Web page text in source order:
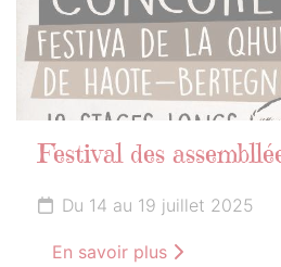
Festival des
Du 14 au 19 juillet 2025
En savoir plus